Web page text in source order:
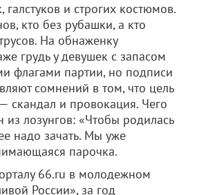
и строгих костюмов.
кто без рубашки, а кто
На обнаженку
грудь у девушек с запасом
флагами партии, но подписи
сомнений в том, что цель
скандал и провокация. Чего
из лозунгов: «Чтобы родилась
надо зачать. Мы уже
парочка.
66.ru в молодежном
России», за год